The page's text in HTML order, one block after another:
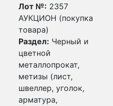
Лот №: 2357
АУКЦИОН (покупка
товара)
Раздел: Черный и
цветной
металлопрокат,
метизы (лист,
швеллер, уголок,
арматура,